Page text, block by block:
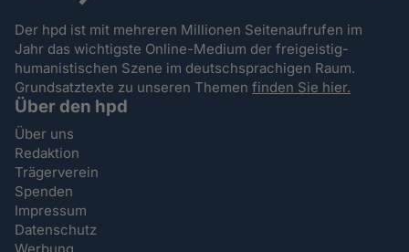
Der hpd ist mit mehreren Millionen Seitenaufrufen im
Jahr das wichtigste Online-Medium der freigeistig-
humanistischen Szene im deutschsprachigen Raum.
Grundsatztexte zu unseren Themenfinden Sie hier.
Über den hpd
Über uns
Redaktion
Trägerverein
Spenden
Impressum
Datenschutz
Werbung